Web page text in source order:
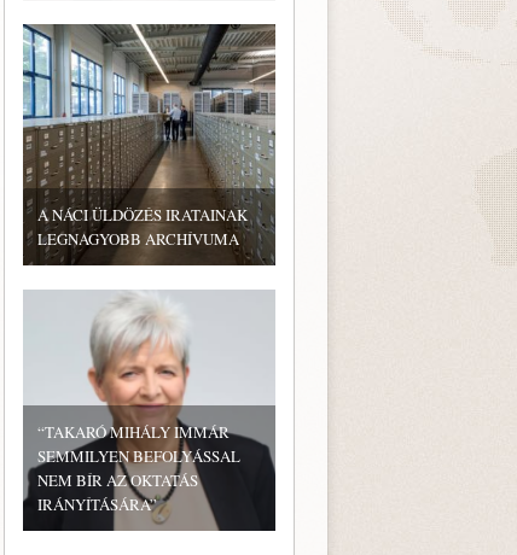
A NÁCI ÜLDÖZÉS IRATAINAK
LEGNAGYOBB ARCHÍVUMA
“TAKARÓ MIHÁLY IMMÁR
SEMMILYEN BEFOLYÁSSAL
NEM BÍR AZ OKTATÁS
IRÁNYÍTÁSÁRA”